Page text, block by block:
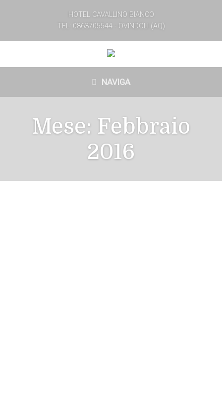
HOTEL CAVALLINO BIANCO
TEL: 0863705544 - OVINDOLI (AQ)
NAVIGA
Mese: Febbraio
2016